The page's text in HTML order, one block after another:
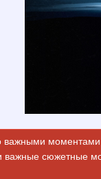
важные сюжетные